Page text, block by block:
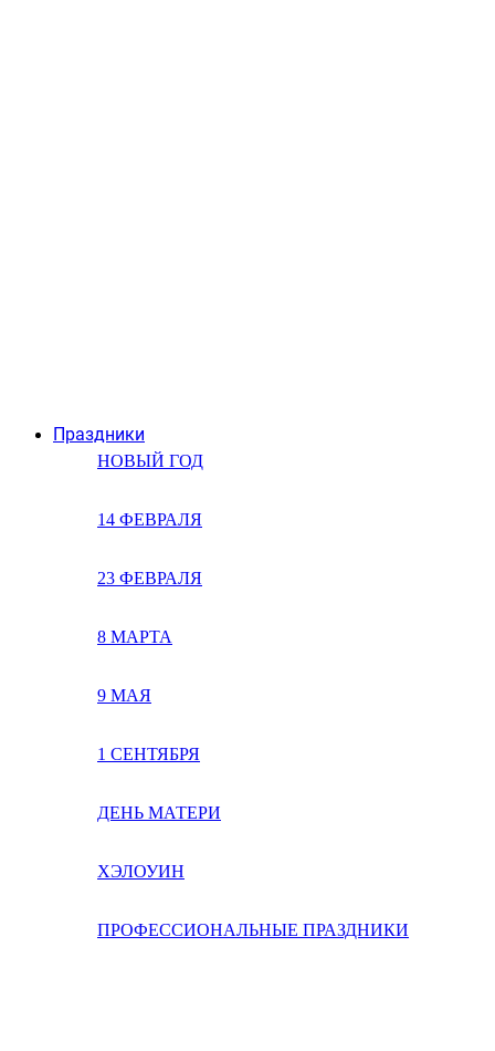
Праздники
НОВЫЙ ГОД
14 ФЕВРАЛЯ
23 ФЕВРАЛЯ
8 МАРТА
9 МАЯ
1 СЕНТЯБРЯ
ДЕНЬ МАТЕРИ
ХЭЛОУИН
ПРОФЕССИОНАЛЬНЫЕ ПРАЗДНИКИ